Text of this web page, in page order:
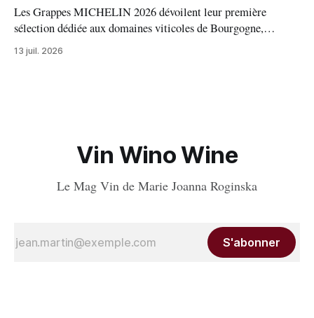
Les Grappes MICHELIN 2026 dévoilent leur première
sélection dédiée aux domaines viticoles de Bourgogne,
distinguant 94 propriétés pour l’excellence de leurs vins. Au
palmarès : 9 domaines reçoivent trois grappes, 20 deux
13 juil. 2026
Vin Wino Wine
Le Mag Vin de Marie Joanna Roginska
S'abonner